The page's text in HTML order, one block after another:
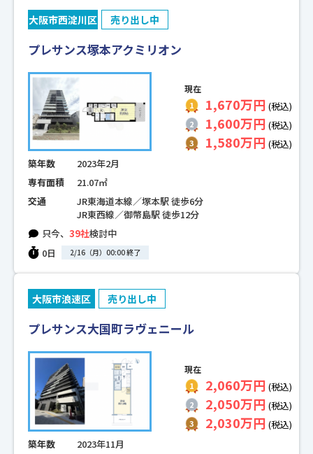
大阪市西淀川区 売り出し中
プレサンス塚本アクミリオン
現在
1,670万円 (税込)
1,600万円 (税込)
1,580万円 (税込)
築年数
2023年2月
専有面積
21.07㎡
交通
JR東海道本線／塚本駅 徒歩6分
JR東西線／御幣島駅 徒歩12分
只今、 39社検討中
0日
2/16（月）00:00 終了
大阪市浪速区 売り出し中
プレサンス大国町ラヴェニール
現在
2,060万円 (税込)
2,050万円 (税込)
2,030万円 (税込)
築年数
2023年11月